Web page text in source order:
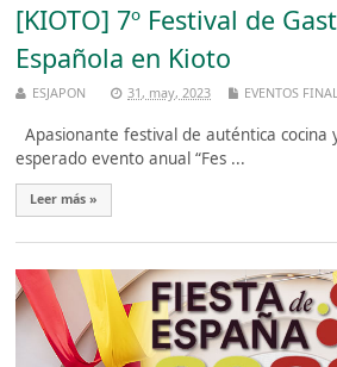
[KIOTO] 7º Festival de
Española en Kioto
ESJAPON 31, may, 2023 EVENTOS
Apasionante festival de auténtica cocina
esperado evento anual “Fes ...
Leer más »